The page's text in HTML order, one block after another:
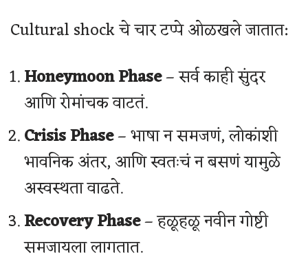
Cultural shock चे चार टप्पे ओळखले जातात:
Honeymoon Phase– सर्व काही सुंदर
आणि रोमांचक वाटतं.
Crisis Phase– भाषा न समजणं, लोकांशी
भावनिक अंतर, आणि स्वतःचं न बसणं यामुळे
अस्वस्थता वाढते.
Recovery Phase– हळूहळू नवीन गोष्टी
समजायला लागतात.